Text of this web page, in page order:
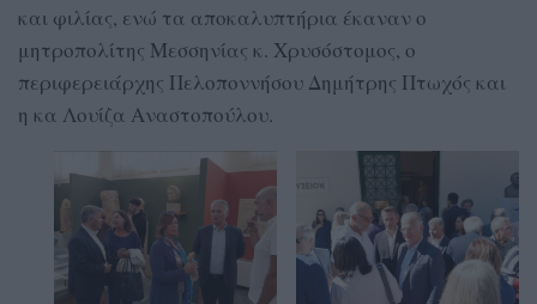
και φιλίας, ενώ τα αποκαλυπτήρια έκαναν ο
μητροπολίτης Μεσσηνίας κ. Χρυσόστομος, ο
περιφερειάρχης Πελοποννήσου Δημήτρης Πτωχός και
η κα Λουίζα Αναστοπούλου.